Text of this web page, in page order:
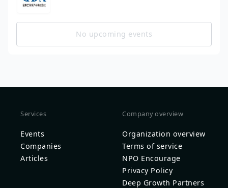
No upcoming events
Services
Events
Companies
Articles
Company overview
Organization overview
Terms of service
NPO Encourage
Privacy Policy
Deep Growth Partners